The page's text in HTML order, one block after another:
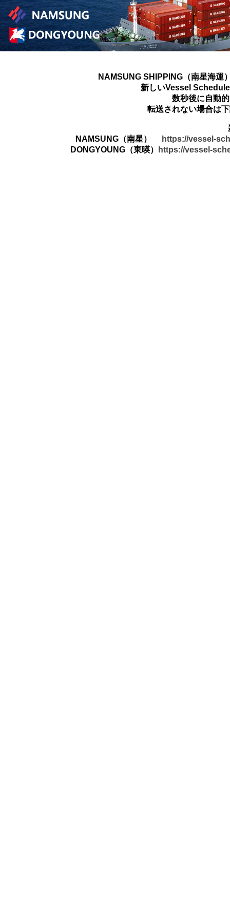
NAMSUNG SHIPPING（南星海運
新しいVessel
数秒後に自動
転送されない場合は
NAMSUNG（南星）
https://vessel-
DONGYOUNG（東暎）
https://vessel-